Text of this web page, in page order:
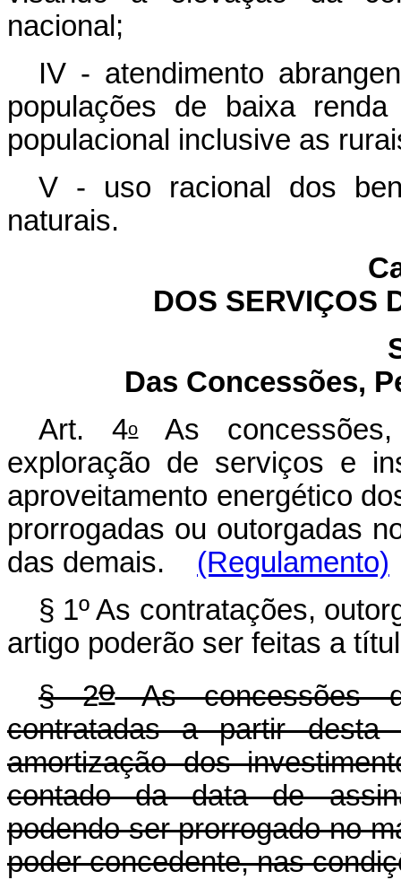
nacional;
IV - atendimento
populações de baixa
populacional inclusive as
V - uso racional dos
naturais.
DOS SERVIÇOS
Das Concessões,
Art. 4oAs concessões,
exploração de serviços e
aproveitamento energético
prorrogadas ou outorgadas
das demais. (Regulamento)
§ 1º As contratações,
artigo poderão ser feitas a
§ 2oAs concessões
contratadas a partir
amortização dos
contado da data de
podendo ser prorrogado no
poder concedente, nas